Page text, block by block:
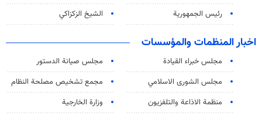
رئيس الجمهورية
الشيخ الزكزاكي
اخبار المنظمات والمؤسسات
مجلس خبراء القيادة
مجلس صيانة الدستور
مجلس الشورى الاسلامي
مجمع تشخيص مصلحة النظام
منظمة الاذاعة والتلفزیون
وزارة الخارجية